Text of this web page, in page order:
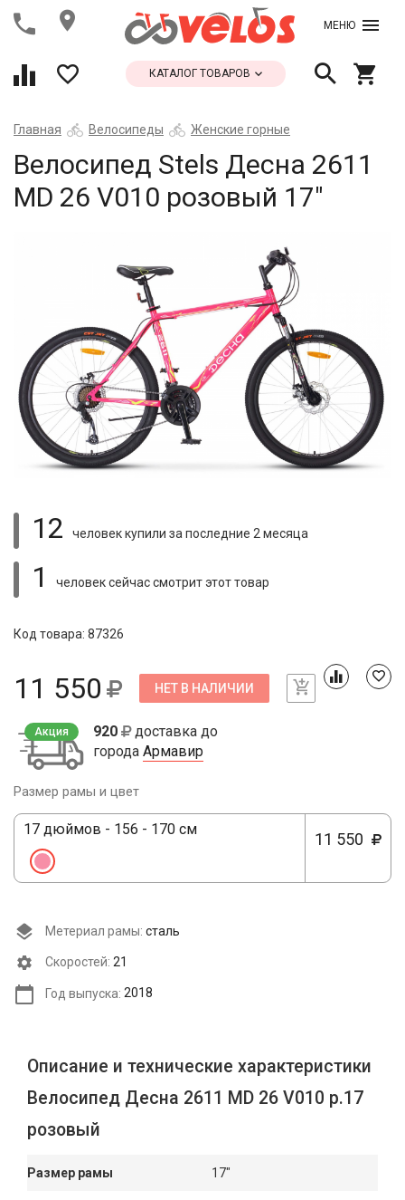
МЕНЮ
КАТАЛОГ ТОВАРОВ
Главная Велосипеды Женские горные
Велосипед Stels Десна 2611
MD 26 V010 розовый 17"
12 человек купили за последние 2 месяца
1 человек сейчас смотритэтот товар
Код товара: 87326
11 550 НЕТ В НАЛИЧИИ
Акция 920
доставка до
города Армавир
Размер рамы и цвет
17 дюймов - 156 - 170 см
11 550
Метериал рамы: сталь
Cкоростей: 21
Год выпуска: 2018
Описание и технические характеристики
Велосипед Десна 2611 MD 26 V010 р.17
розовый
Размер рамы 17"